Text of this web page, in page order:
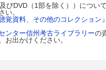
DVD（1部を除く））につい
い。
覚資料、その他のコレクション』
ンター信州考古ライブラリーの
出かけください。